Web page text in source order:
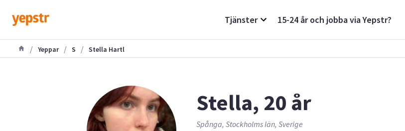
Tjänster 15-24 år och jobba via Yepstr?
/ Yeppar / S / Stella Hartl
Stella, 20 år
Spånga, Stockholms län, Sverige